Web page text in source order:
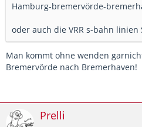
Hamburg-bremervörde-
oder auch die VRR s-bahn linien
Man kommt ohne wenden
Bremervörde nach Bremerhaven!
Prelli